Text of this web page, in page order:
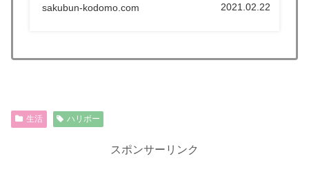
sakubun-kodomo.com 2021.02.22
生活 ハリボー
スポンサーリンク